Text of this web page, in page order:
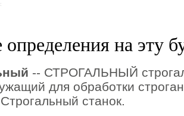
на эту
-- СТРОГАЛЬНЫЙ
для обработки
станок.